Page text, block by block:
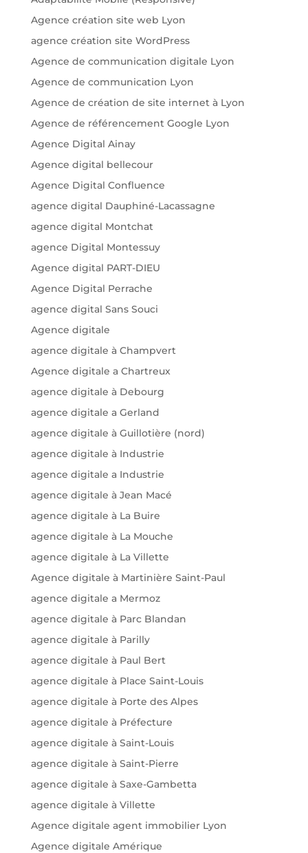
Agence création site web Lyon
agence création site WordPress
Agence de communication digitale Lyon
Agence de communication Lyon
Agence de création de site internet à Lyon
Agence de référencement Google Lyon
Agence Digital Ainay
Agence digital bellecour
Agence Digital Confluence
agence digital Dauphiné-Lacassagne
agence digital Montchat
agence Digital Montessuy
Agence digital PART-DIEU
Agence Digital Perrache
agence digital Sans Souci
Agence digitale
agence digitale à Champvert
Agence digitale a Chartreux
agence digitale à Debourg
agence digitale a Gerland
agence digitale à Guillotière (nord)
agence digitale à Industrie
agence digitale a Industrie
agence digitale à Jean Macé
agence digitale à La Buire
agence digitale à La Mouche
agence digitale à La Villette
Agence digitale à Martinière Saint-Paul
agence digitale a Mermoz
agence digitale à Parc Blandan
agence digitale à Parilly
agence digitale à Paul Bert
agence digitale à Place Saint-Louis
agence digitale à Porte des Alpes
agence digitale à Préfecture
agence digitale à Saint-Louis
agence digitale à Saint-Pierre
agence digitale à Saxe-Gambetta
agence digitale à Villette
Agence digitale agent immobilier Lyon
Agence digitale Amérique